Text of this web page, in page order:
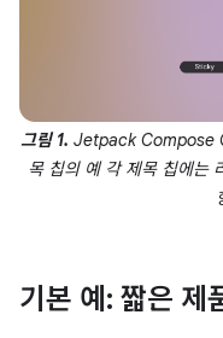
그림 1. Jetpack Compose
목 칩의 예 각 제목 칩에는
기본 예: 짧은 제